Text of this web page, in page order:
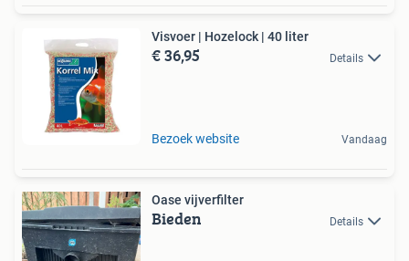
Visvoer | Hozelock | 40 liter
€ 36,95 Details
Bezoek website Vandaag
Oase vijverfilter
Bieden Details